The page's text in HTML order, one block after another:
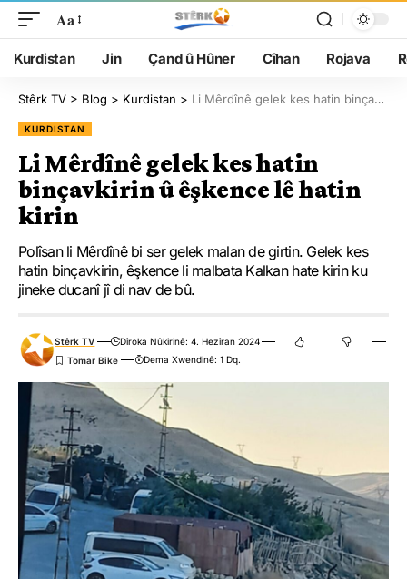
Aa
Kurdistan Jin Çand û Hûner Cîhan Rojava
Stêrk TV > Blog > Kurdistan > Li Mêrdînê gelek kes hatin binçavkirin û êşkence lê hatin kirin
KURDISTAN
Li Mêrdînê gelek kes hatin
binçavkirin û êşkence lê hatin
kirin
Polîsan li Mêrdînê bi ser gelek malan de girtin. Gelek kes
hatin binçavkirin, êşkence li malbata Kalkan hate kirin ku
jineke ducanî jî di nav de bû.
Stêrk TV
Dîroka Nûkirinê: 4. Hezîran 2024
Dema Xwendinê: 1 Dq.